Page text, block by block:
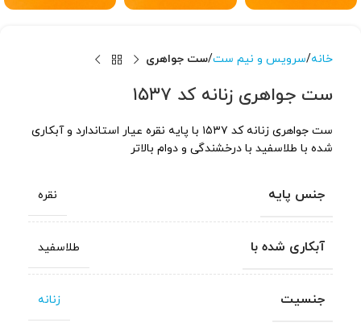
خانه سرویس و نیم ست ست جواهری
ست جواهری زنانه کد ۱۵۳۷
ست جواهری زنانه کد ۱۵۳۷ با پایه نقره عیار استاندارد و آبکاری
شده با طلاسفید با درخشندگی و دوام بالاتر
جنس پایه نقره
آبکاری شده با طلاسفید
جنسیت زنانه